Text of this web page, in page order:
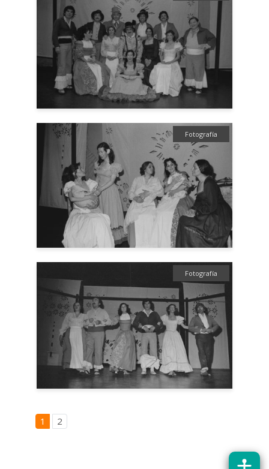
Fotografía
Fotografía
1 2